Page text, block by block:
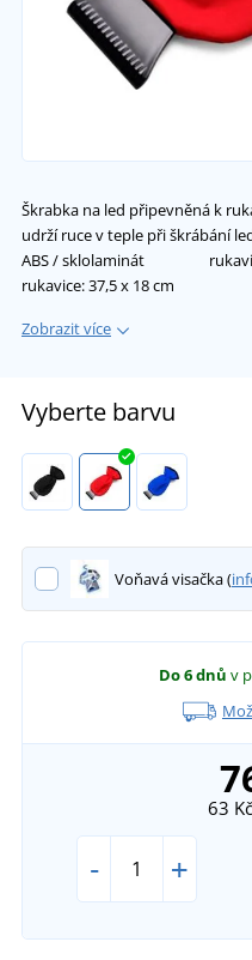
Škrabka na led připevněná k
udrží ruce v teple při škrábání
ABS / sklolaminát rukavice
rukavice: 37,5 x 18 cm
Zobrazit více
Vyberte barvu
Voňavá visačka (
Do 6 dnů v
63 Kč
- +